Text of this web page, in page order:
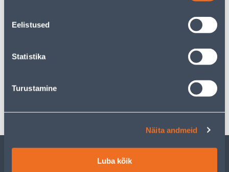
Eelistused
Statistika
Turustamine
Näita andmeid
Luba kõik
ОБСЛУЖИВАНИЕ ЧАСТНЫХ КЛИЕНТОВ